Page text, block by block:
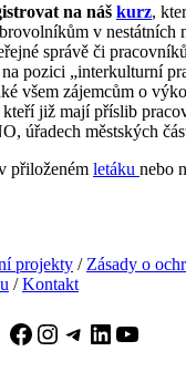
na náš kurz,
v nestátních
správě či
pozici „interkulturní
všem zájemcům o
již mají příslib
úřadech městských
přiloženém letáku nebo
projekty / Zásady o
/Kontakt
Facebook
Instagram
Telegram
LinkedIn